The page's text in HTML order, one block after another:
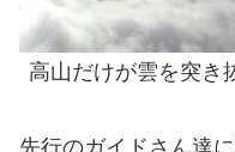
高山だけが雲を突き
先行のガイドさん達